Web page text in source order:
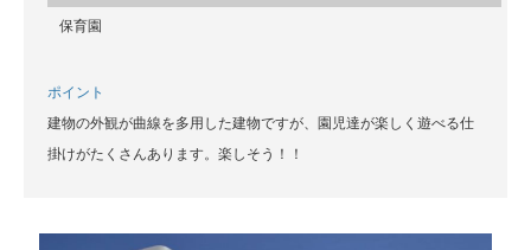
保育園
ポイント
建物の外観が曲線を多用した建物ですが、園児達が楽しく遊べる仕
掛けがたくさんあります。楽しそう！！